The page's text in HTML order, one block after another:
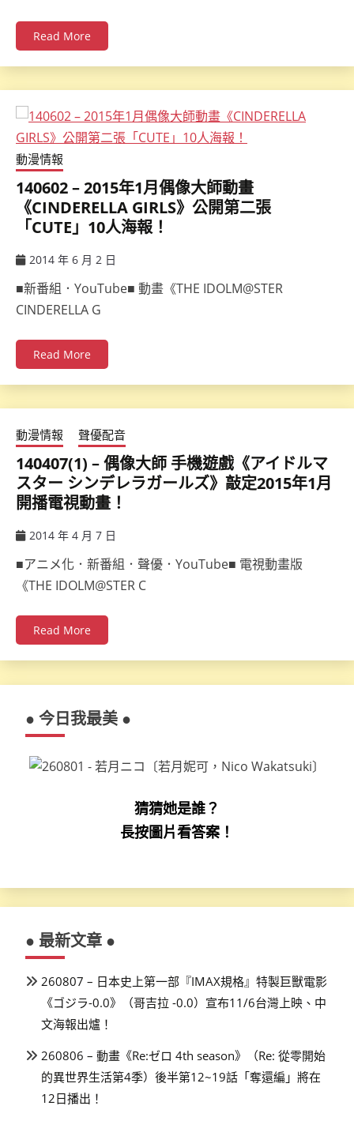
Read More
動漫情報
140602 – 2015年1月偶像大師動畫
《CINDERELLA GIRLS》公開第二張
「CUTE」10人海報！
2014 年 6 月 2 日
■新番組．YouTube■ 動畫《THE IDOLM@STER
CINDERELLA G
Read More
動漫情報 聲優配音
140407(1) – 偶像大師 手機遊戲《アイドルマ
スター シンデレラガールズ》敲定2015年1月
開播電視動畫！
2014 年 4 月 7 日
■アニメ化．新番組．聲優．YouTube■ 電視動畫版
《THE IDOLM@STER C
Read More
● 今日我最美 ●
猜猜她是誰？
長按圖片看答案！
● 最新文章 ●
260807 – 日本史上第一部『IMAX規格』特製巨獸電影
《ゴジラ-0.0》（哥吉拉 -0.0）宣布11/6台灣上映、中
文海報出爐！
260806 – 動畫《Re:ゼロ 4th season》（Re: 從零開始
的異世界生活第4季）後半第12~19話「奪還編」將在
12日播出！